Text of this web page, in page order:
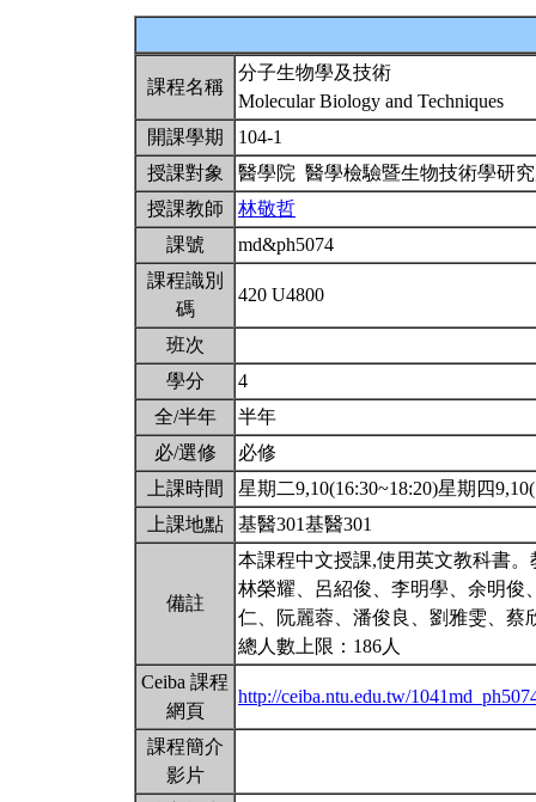
課程名稱
分子生物學及技術
Molecular Biology and Techniques
開課學期
104-1
授課對象
醫學院 醫學檢驗暨生物技術學研
授課教師
林敬哲
課號
md&ph5074
課程識別
碼
420 U4800
班次
學分
4
全/半年
半年
必/選修
必修
上課時間
星期二9,10(16:30~18:20)星期四
上課地點
基醫301基醫301
備註
本課程中文授課,使用英文教科書
林榮耀、呂紹俊、李明學、余明俊
仁、阮麗蓉、潘俊良、劉雅雯、蔡
總人數上限：186人
Ceiba 課程
網頁
http://ceiba.ntu.edu.tw/
課程簡介
影片